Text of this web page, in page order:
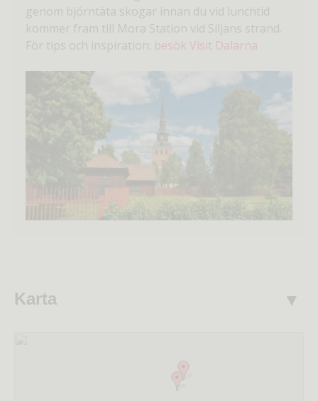
genom björntäta skogar innan du vid lunchtid
kommer fram till Mora Station vid Siljans strand.
För tips och inspiration: besök Visit Dalarna
Karta